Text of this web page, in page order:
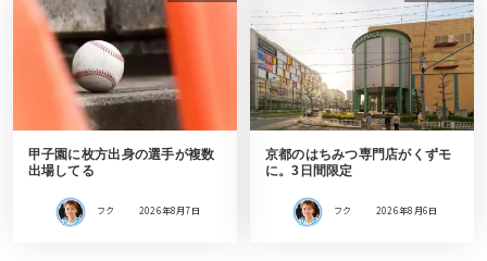
甲子園に枚方出身の選手が複数
出場してる
フク 2026年8月7日
京都のはちみつ専門店がくずモ
に。3日間限定
フク 2026年8月6日